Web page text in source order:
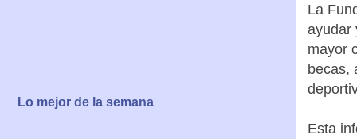
La
ayudar
mayor
becas,
Esta
Lo mejor de la semana